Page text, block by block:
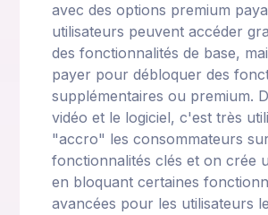
avec des options premium
utilisateurs peuvent accéder
des fonctionnalités de base,
payer pour débloquer des
supplémentaires ou premium.
vidéo et le logiciel, c'est très
"accro" les consommateurs
fonctionnalités clés et on crée
en bloquant certaines
avancées pour les utilisateurs